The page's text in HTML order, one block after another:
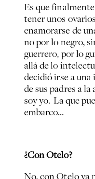
Es que
tener unos
enamorarse de
no por lo negro,
guerrero, por lo
allá de lo
decidió irse a una
de sus padres a
soy yo. La que
embarco…
¿Con Otelo?
No, con Otelo ya